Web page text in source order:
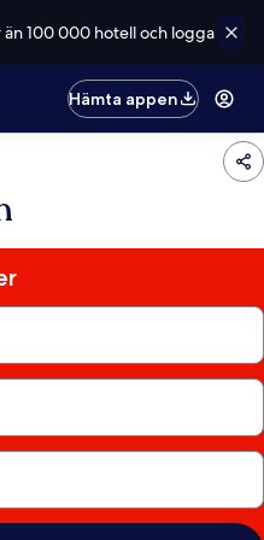
än 100 000 hotell och logga
Hämta appen